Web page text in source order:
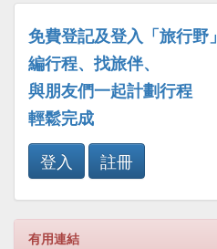
免費登記及登入「旅行野」
編行程、找旅伴、
與朋友們一起計劃行程
輕鬆完成
登入
註冊
有用連結